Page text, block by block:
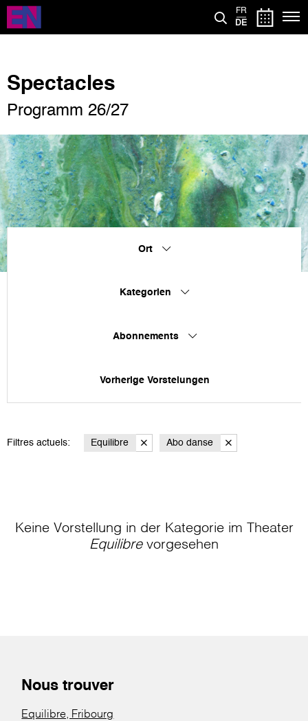
Direkt
zum
Inhalt
FR
DE
Spectacles
Programm 26/27
Ort
Kategorien
Abonnements
Vorherige Vorstelungen
Filtres actuels: Equilibre Abo danse
Keine Vorstellung in der Kategorie im Theater
Equilibrevorgesehen
Nous trouver
Equilibre, Fribourg